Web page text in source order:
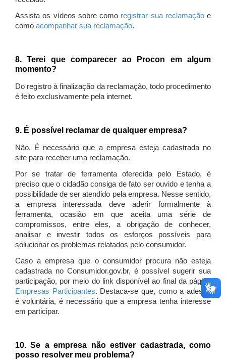
Assista os vídeos sobre como registrar sua reclamaçãoe
como acompanhar sua reclamação.
8. Terei que comparecer ao Procon em algum
momento?
Do registro à finalização da reclamação, todo procedimento
é feito exclusivamente pela internet.
9. É possível reclamar de qualquer empresa?
Não. É necessário que a empresa esteja cadastrada no
site para receber uma reclamação.
Por se tratar de ferramenta oferecida pelo Estado, é
preciso que o cidadão consiga de fato ser ouvido e tenha a
possibilidade de ser atendido pela empresa. Nesse sentido,
a empresa interessada deve aderir formalmente à
ferramenta, ocasião em que aceita uma série de
compromissos, entre eles, a obrigação de conhecer,
analisar e investir todos os esforços possíveis para
solucionar os problemas relatados pelo consumidor.
Caso a empresa que o consumidor procura não esteja
cadastrada no Consumidor.gov.br, é possível sugerir sua
participação, por meio do link disponível ao final da página
Empresas Participantes. Destaca-se que, como a adesão
é voluntária, é necessário que a empresa tenha interesse
em participar.
10. Se a empresa não estiver cadastrada, como
posso resolver meu problema?